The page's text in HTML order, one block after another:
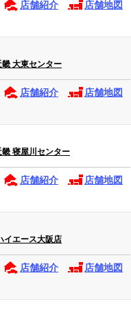
店舗紹介 店舗地図
大東センター
店舗紹介 店舗地図
寝屋川センター
店舗紹介 店舗地図
イエース大阪店
店舗紹介 店舗地図